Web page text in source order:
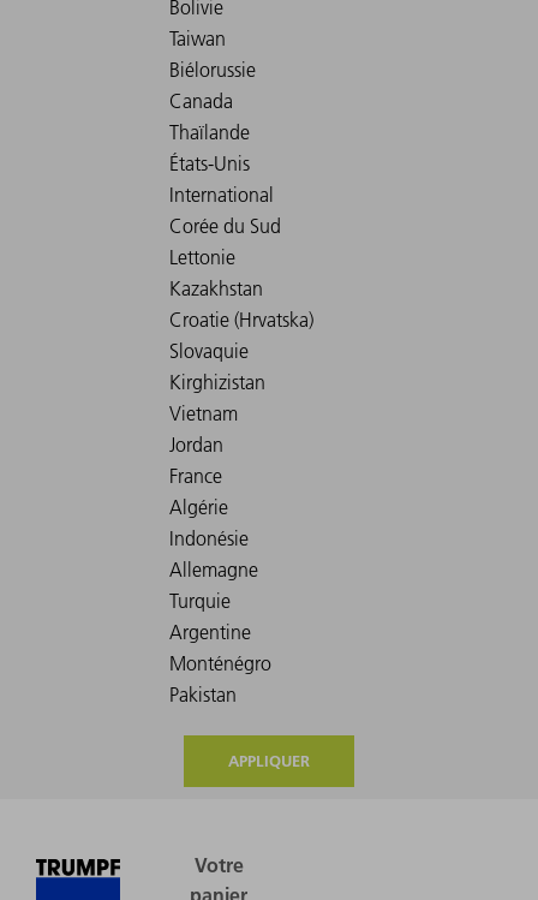
APPLIQUER